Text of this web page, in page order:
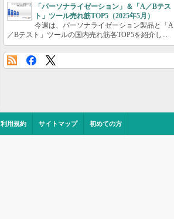
「パーソナライゼーション」＆「A／Bテス
ト」ツール売れ筋TOP5（2025年5月）
今週は、パーソナライゼーション製品と「A
／Bテスト」ツールの国内売れ筋各TOP5を紹介し...
利用規約 サイトマップ 初めての方